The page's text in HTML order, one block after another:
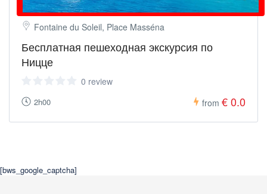
Fontaine du Soleil, Place Masséna
Бесплатная пешеходная экскурсия по
Ницце
0 review
2h00 from € 0.0
[bws_google_captcha]